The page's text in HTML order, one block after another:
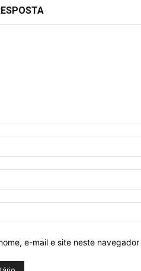
e-mail e site neste